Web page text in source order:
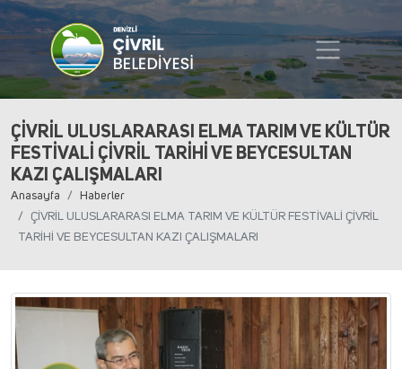
ÇİVRİL ULUSLARARASI ELMA TARIM VE KÜLTÜR
FESTİVALİ ÇİVRİL TARİHİ VE BEYCESULTAN
KAZI ÇALIŞMALARI
Anasayfa
Haberler
ÇİVRİL ULUSLARARASI ELMA TARIM VE KÜLTÜR FESTİVALİ ÇİVRİL
TARİHİ VE BEYCESULTAN KAZI ÇALIŞMALARI